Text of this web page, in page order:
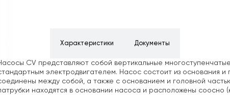
Характеристики Документы
CV представляют собой вертикальные
электродвигателем. Насос состоит из основания
между собой, а также с основанием и головной
находятся в основании насоса и расположены соосно